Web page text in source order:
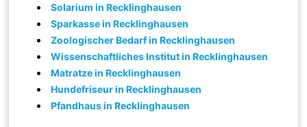
Solarium in Recklinghausen
Sparkasse in Recklinghausen
Zoologischer Bedarf in Recklinghausen
Wissenschaftliches Institut in Recklinghausen
Matratze in Recklinghausen
Hundefriseur in Recklinghausen
Pfandhaus in Recklinghausen